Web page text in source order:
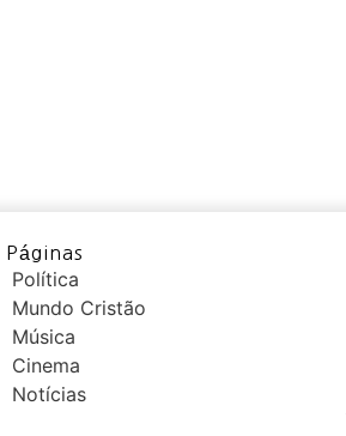
Páginas
Política
Mundo Cristão
Música
Cinema
Notícias